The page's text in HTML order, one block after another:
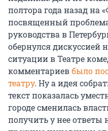
полтора года назад на
посвященный
руководства в
обернулся дискуссией
ситуации в Театре
комментариевбыло
театру. Ну а идея
текст показалась
городе сменилась
получить у нее ответы